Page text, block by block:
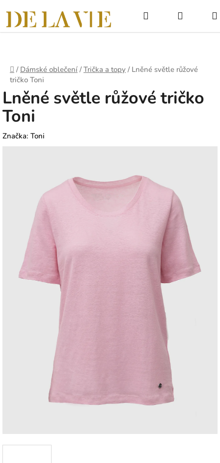
na
obsah
NÁKUPNÍ
KOŠÍK
Domů
/ Dámské oblečení / Trička a topy / Lněné světle růžové
tričko Toni
Lněné světle růžové tričko
Toni
Značka: Toni